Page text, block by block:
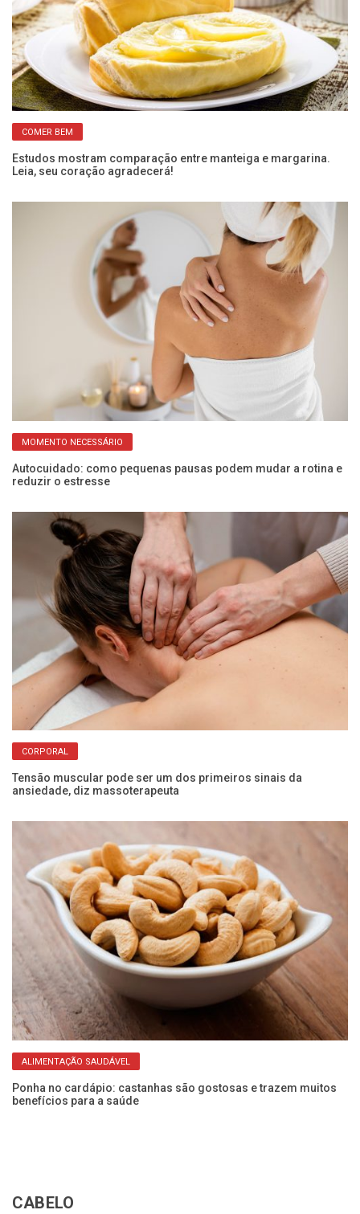
COMER BEM
Estudos mostram comparação entre manteiga e margarina.
Leia, seu coração agradecerá!
MOMENTO NECESSÁRIO
Autocuidado: como pequenas pausas podem mudar a rotina e
reduzir o estresse
CORPORAL
Tensão muscular pode ser um dos primeiros sinais da
ansiedade, diz massoterapeuta
ALIMENTAÇÃO SAUDÁVEL
Ponha no cardápio: castanhas são gostosas e trazem muitos
benefícios para a saúde
CABELO